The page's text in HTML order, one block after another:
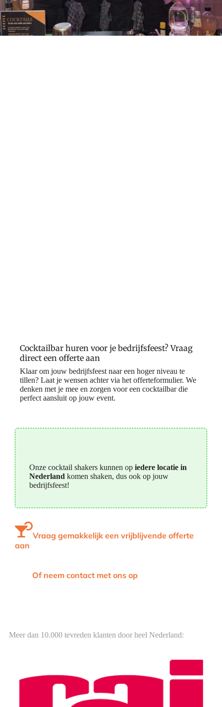
Cocktailbar huren voor je bedrijfsfeest? Vraag
direct een offerte aan
Klaar om jouw bedrijfsfeest naar een hoger niveau te
tillen? Laat je wensen achter via het offerteformulier. We
denken met je mee en zorgen voor een cocktailbar die
perfect aansluit op jouw event.
Onze cocktail shakers kunnen op iedere locatie in
Nederland komen shaken, dus ook op jouw
bedrijfsfeest!
Vraag gemakkelijk een vrijblijvende offerte
aan
Of neem contact met ons op
Meer dan 10.000 tevreden klanten door heel Nederland: